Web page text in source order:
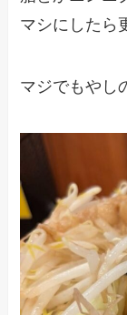
マシにしたら
マジでもやし